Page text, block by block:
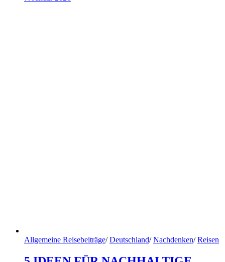
Allgemeine Reisebeiträge/ Deutschland/ Nachdenken/ Reisen